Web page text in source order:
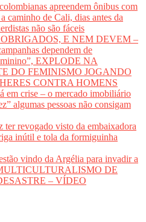
apreendem ônibus com
caminho de Cali, dias antes da
não são fáceis
E NEM DEVEM –
dependem de
EXPLODE NA
DO FEMINISMO JOGANDO
CONTRA HOMENS
em crise – o mercado imobiliário
algumas pessoas não consigam
revogado visto da embaixadora
inútil e tola da formiguinha
vindo da Argélia para invadir a
DE
– VÍDEO